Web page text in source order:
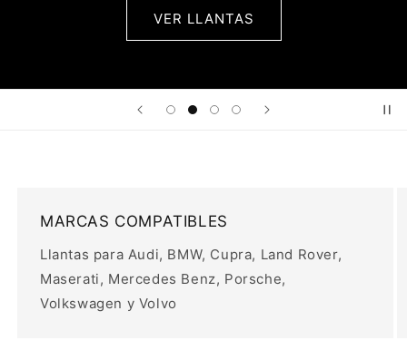
VER LLANTAS
MARCAS COMPATIBLES
Llantas para Audi, BMW, Cupra, Land Rover,
Maserati, Mercedes Benz, Porsche,
Volkswagen y Volvo